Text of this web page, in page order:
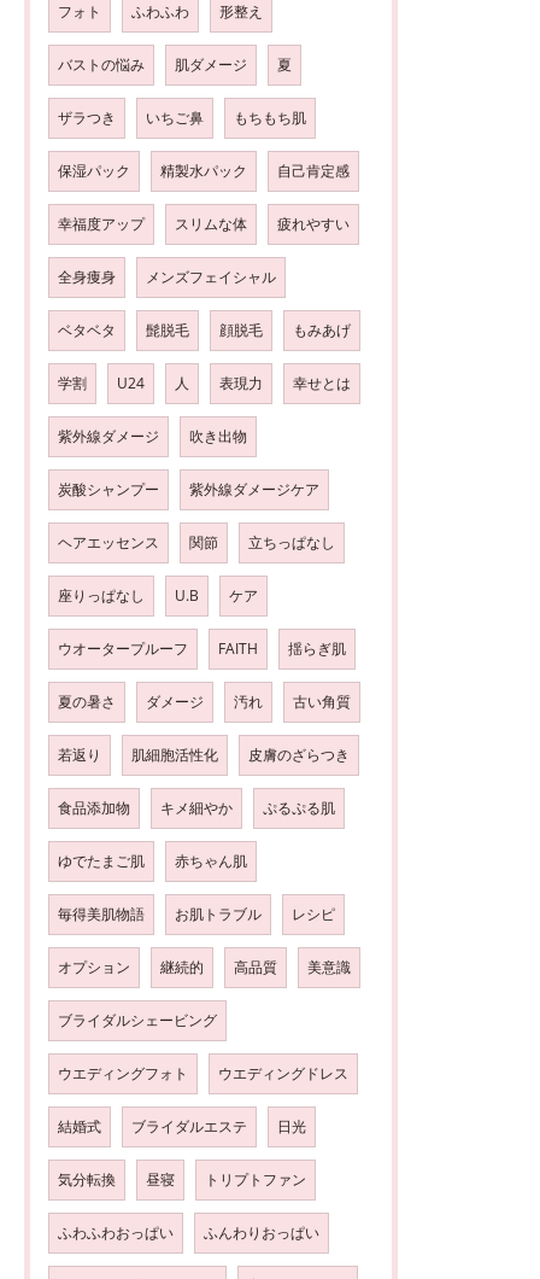
フォト ふわふわ 形整え
バストの悩み 肌ダメージ 夏
ザラつき いちご鼻 もちもち肌
保湿パック 精製水パック 自己肯定感
幸福度アップ スリムな体 疲れやすい
全身痩身 メンズフェイシャル
ベタベタ 髭脱毛 顔脱毛 もみあげ
学割 U24 人 表現力 幸せとは
紫外線ダメージ 吹き出物
炭酸シャンプー 紫外線ダメージケア
ヘアエッセンス 関節 立ちっぱなし
座りっぱなし U.B ケア
ウオータープルーフ FAITH 揺らぎ肌
夏の暑さ ダメージ 汚れ 古い角質
若返り 肌細胞活性化 皮膚のざらつき
食品添加物 キメ細やか ぷるぷる肌
ゆでたまご肌 赤ちゃん肌
毎得美肌物語 お肌トラブル レシピ
オプション 継続的 高品質 美意識
ブライダルシェービング
ウエディングフォト ウエディングドレス
結婚式 ブライダルエステ 日光
気分転換 昼寝 トリプトファン
ふわふわおっぱい ふんわりおっぱい